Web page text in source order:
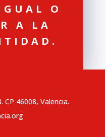
O
A LA
CP 46008, Valencia.